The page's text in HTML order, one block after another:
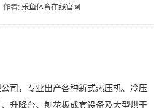
作者: 乐鱼体育在线官网
，专业出产各种新式热压机、冷压
升降台、刨花板成套设备及大型烘干